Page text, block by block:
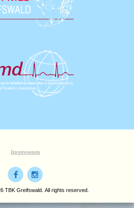
Impressum
TBK Greifswald. All rights reserved.